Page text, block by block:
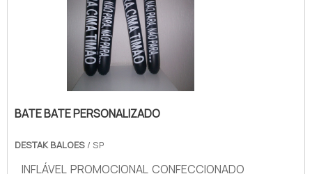
BATE BATE PERSONALIZADO
DESTAK BALOES / SP
INFLÁVEL PROMOCIONAL CONFECCIONADO